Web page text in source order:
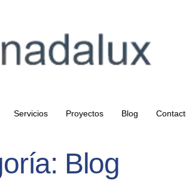
Servicios Proyectos Blog
Blog